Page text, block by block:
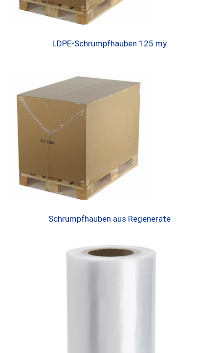
LDPE-Schrumpfhauben 125 my
Schrumpfhauben aus Regenerate